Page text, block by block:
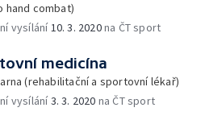
hand combat)
vysílání10. 3. 2020na ČT sport
medicína
(rehabilitační a sportovní lékař)
vysílání3. 3. 2020 na ČT sport